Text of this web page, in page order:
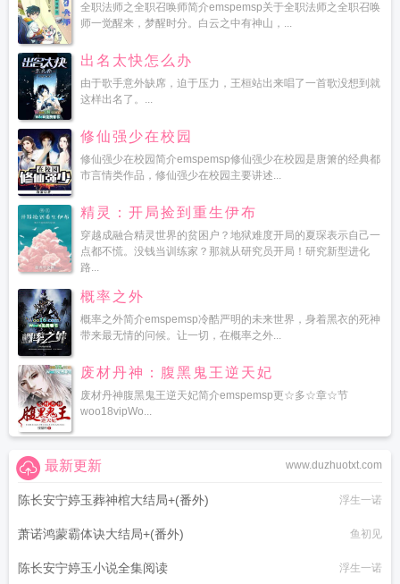
全职法师之全职召唤师简介emspemsp关于全职法师之全职召唤
师一觉醒来，梦醒时分。白云之中有神山，...
出名太快怎么办
由于歌手意外缺席，迫于压力，王桓站出来唱了一首歌没想到就
这样出名了。...
修仙强少在校园
修仙强少在校园简介emspemsp修仙强少在校园是唐箫的经典都
市言情类作品，修仙强少在校园主要讲述...
精灵：开局捡到重生伊布
穿越成融合精灵世界的贫困户？地狱难度开局的夏琛表示自己一
点都不慌。没钱当训练家？那就从研究员开局！研究新型进化
路...
概率之外
概率之外简介emspemsp冷酷严明的未来世界，身着黑衣的死神
带来最无情的问候。让一切，在概率之外...
废材丹神：腹黑鬼王逆天妃
废材丹神腹黑鬼王逆天妃简介emspemsp更☆多☆章☆节
woo18vipWo...
www.duzhuotxt.com
最新更新
陈长安宁婷玉葬神棺大结局+(番外) 浮生一诺
萧诺鸿蒙霸体诀大结局+(番外) 鱼初见
陈长安宁婷玉小说全集阅读 浮生一诺